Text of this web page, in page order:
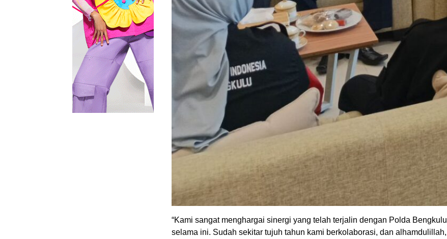
“Kami sangat menghargai sinergi yang telah terjalin dengan Polda Bengkulu
selama ini. Sudah sekitar tujuh tahun kami berkolaborasi, dan alhamdulillah,